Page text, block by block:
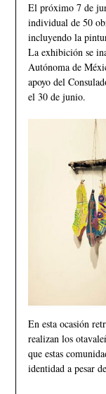
El próximo 7 de
individual de 50
incluyendo la
La exhibición se
Autónoma de
apoyo del
el 30 de junio.
En esta ocasión
realizan los
que estas
identidad a pesar